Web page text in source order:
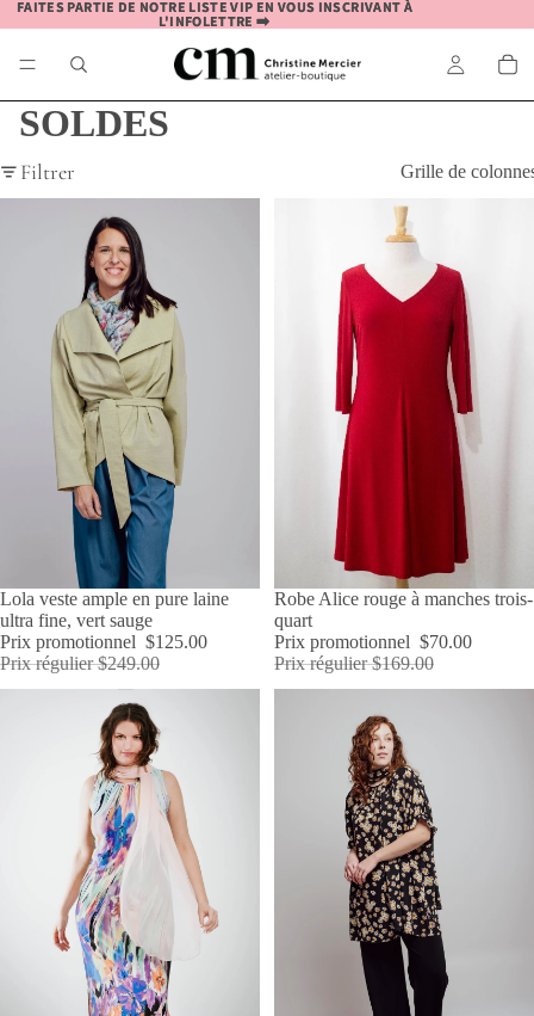
FAITES PARTIE DE NOTRE LISTE VIP EN VOUS INSCRIVANT À
L'INFOLETTRE ➡️
FAITES PARTIE DE NOTRE LISTE VIP EN VOUS INSCRIVANT À
L'INFOLETTRE ➡️
SOLDES
Filtrer Grille de
PROMOTION
Lola veste ample en pure laine
ultra fine, vert sauge
Prix promotionnel $125.00
Prix régulier$249.00
PROMOTION
Robe Alice rouge à manches trois-
quart
Prix promotionnel $70.00
Prix régulier$169.00